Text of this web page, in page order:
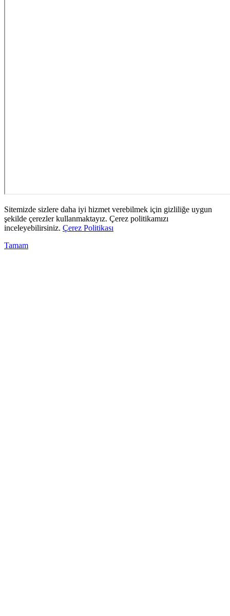
Sitemizde sizlere daha iyi hizmet verebilmek için gizliliğe uygun
şekilde çerezler kullanmaktayız. Çerez politikamızı
inceleyebilirsiniz. Çerez Politikası
Tamam